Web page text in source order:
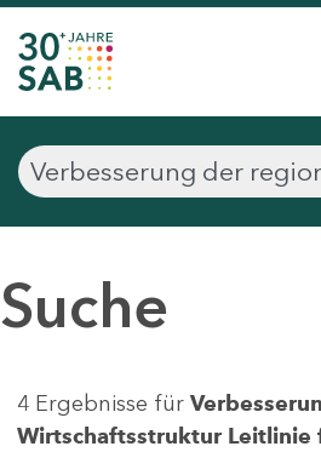
Suche
4 Ergebnisse für
Wirtschaftsstruktur Leitlinie